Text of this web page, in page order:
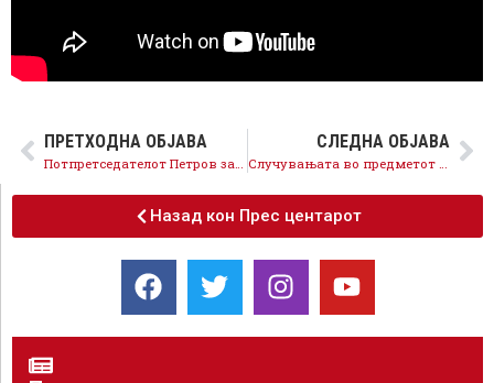
ПРЕТХОДНА ОБЈАВА СЛЕДНА ОБЈАВА
Назад кон Прес центарот